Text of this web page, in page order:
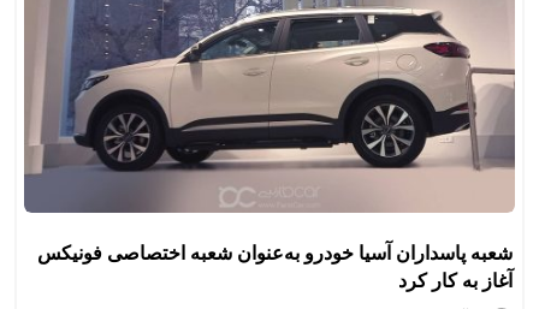
شعبه پاسداران آسیا خودرو به‌عنوان شعبه اختصاصی فونیکس
آغاز به کار کرد